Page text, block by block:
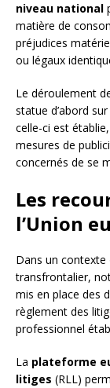
niveau national
matière de
préjudices
ou légaux
Le déroulement
statue d’abord
celle-ci est
mesures de
concernés de se
Les
l’Union
Dans un
transfrontalier,
mis en place des
règlement des
professionnel
La plateforme
litiges (RLL)